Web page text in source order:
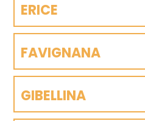
ERICE
FAVIGNANA
GIBELLINA